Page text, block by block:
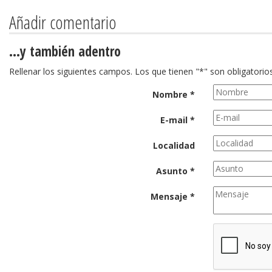
Añadir comentario
…y también adentro
Rellenar los siguientes campos. Los que tienen "*" son
Nombre *
E-mail *
Localidad
Asunto *
Mensaje *